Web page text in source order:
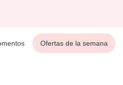
Ofertas de la semana